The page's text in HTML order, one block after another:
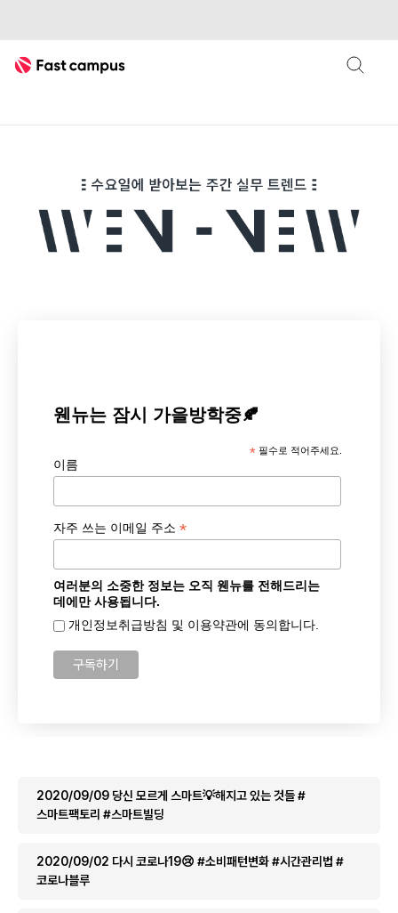
Fast Campus
웬뉴는 잠시 가을방학중🍂
*필수로 적어주세요.
이름
자주 쓰는 이메일 주소*
여러분의 소중한 정보는 오직 웬뉴를 전해드리는
데에만 사용됩니다.
개인정보취급방침 및 이용약관에 동의합니다.
2020/09/09 당신 모르게 스마트💡해지고 있는 것들 #
스마트팩토리 #스마트빌딩
2020/09/02 다시 코로나19😢 #소비패턴변화 #시간관리법 #
코로나블루